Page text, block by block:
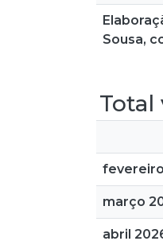
Sousa,
março
abril